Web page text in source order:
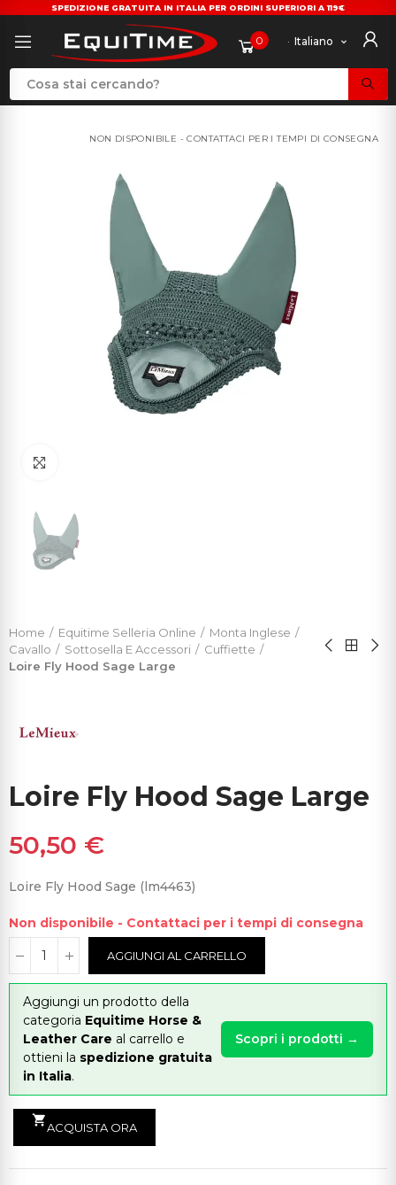
SPEDIZIONE GRATUITA IN ITALIA PER ORDINI SUPERIORI A 119€
0 Italiano
NON DISPONIBILE - CONTATTACI PER I TEMPI DI CONSEGNA
Home Equitime Selleria Online
Monta Inglese
Cavallo
Sottosella E Accessori
Cuffiette
Loire Fly Hood Sage Large
Loire Fly Hood Sage Large
50,50 €
Loire Fly Hood Sage (lm4463)
Non disponibile - Contattaci per i tempi di consegna
AGGIUNGI AL CARRELLO
Aggiungi un prodotto della
categoria Equitime Horse &
Leather Care al carrello e
ottieni la spedizione gratuita
in Italia.
Scopri i prodotti →
shopping_cart
ACQUISTA ORA